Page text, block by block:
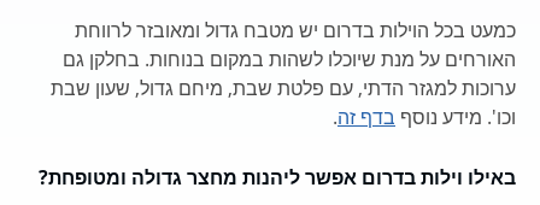
כמעט בכל הוילות בדרום יש מטבח גדול ומאובזר לרווחת
האורחים על מנת שיוכלו לשהות במקום בנוחות. בחלקן גם
ערוכות למגזר הדתי, עם פלטת שבת, מיחם גדול, שעון שבת
וכו'. מידע נוסף בדף זה.
באילו וילות בדרום אפשר ליהנות מחצר גדולה ומטופחת?